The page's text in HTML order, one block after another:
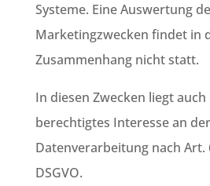
Systeme. Eine Auswertung
Marketingzwecken findet in
Zusammenhang nicht statt.
In diesen Zwecken liegt
berechtigtes Interesse an der
Datenverarbeitung nach Art.
DSGVO.